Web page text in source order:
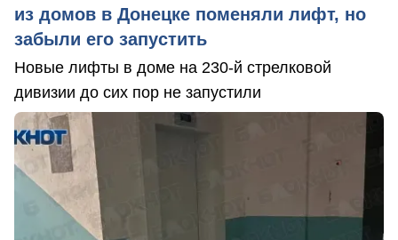
из домов в Донецке поменяли лифт, но
забыли его запустить
Новые лифты в доме на 230-й стрелковой
дивизии до сих пор не запустили